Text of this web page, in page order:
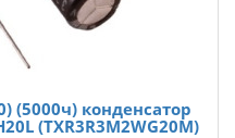
(5000ч) конденсатор
(TXR3R3M2WG20M)